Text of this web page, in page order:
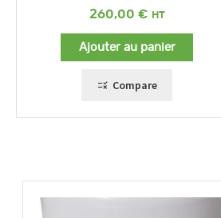
260,00 €
Ajouter au panier
Compare